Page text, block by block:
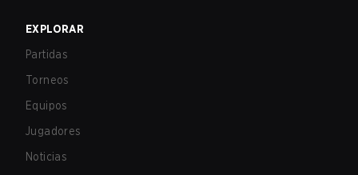
EXPLORAR
Partidas
Torneos
Equipos
Jugadores
Noticias